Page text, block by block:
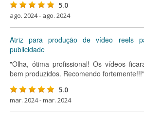
5.0
ago. 2024 - ago. 2024
Atriz para produção de vídeo reels
publicidade
"Olha, ótima profissional! Os vídeos
bem produzidos. Recomendo fortemente!!!"
5.0
mar. 2024 - mar. 2024